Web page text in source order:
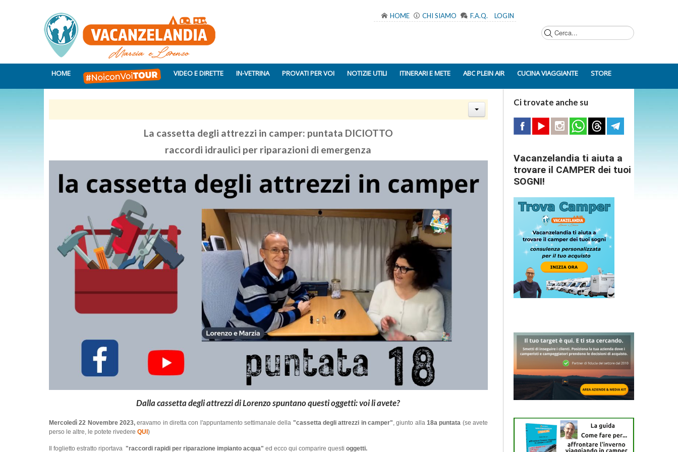
HOME CHI SIAMO F.A.Q. LOGIN
HOME VIDEO E DIRETTE IN-VETRINA PROVATI PER VOI NOTIZIE UTILI ITINERARI E METE ABC PLEIN AIR CUCINA VIAGGIANTE STORE
La cassetta degli attrezzi in camper: puntata DICIOTTO
raccordi idraulici per riparazioni di emergenza
Dalla cassetta degli attrezzi di Lorenzo spuntano questi oggetti: voi li avete?
Mercoledì 22 Novembre 2023, eravamo in diretta con l'appuntamento settimanale della "cassetta degli attrezzi in camper", giunto alla18a puntata (se avete
perso le altre, le potete rivedere QUI )
Il foglietto estratto riportava "raccordi rapidi per riparazione impianto acqua" ed ecco qui comparire questi oggetti.
Ci trovate anche su
Vacanzelandia ti aiuta a
trovare il CAMPER dei tuoi
SOGNI!